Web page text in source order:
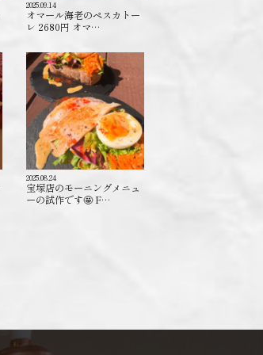
2025.09.14
オマール海老のペスカトー
レ 2680円 オマ…
2025.08.24
宝塚店のモーニングメニュ
ーの試作です🤩 F…